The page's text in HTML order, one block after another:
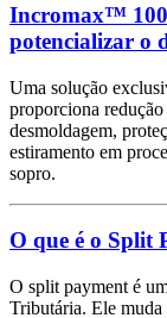
Incromax™ 100
potencializar o
Uma solução
proporciona
desmoldagem,
estiramento em
sopro.
O que é o Split
O split payment é
Tributária. Ele muda